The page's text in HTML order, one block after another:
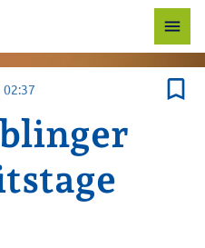
menu
02:37 bookmark_border